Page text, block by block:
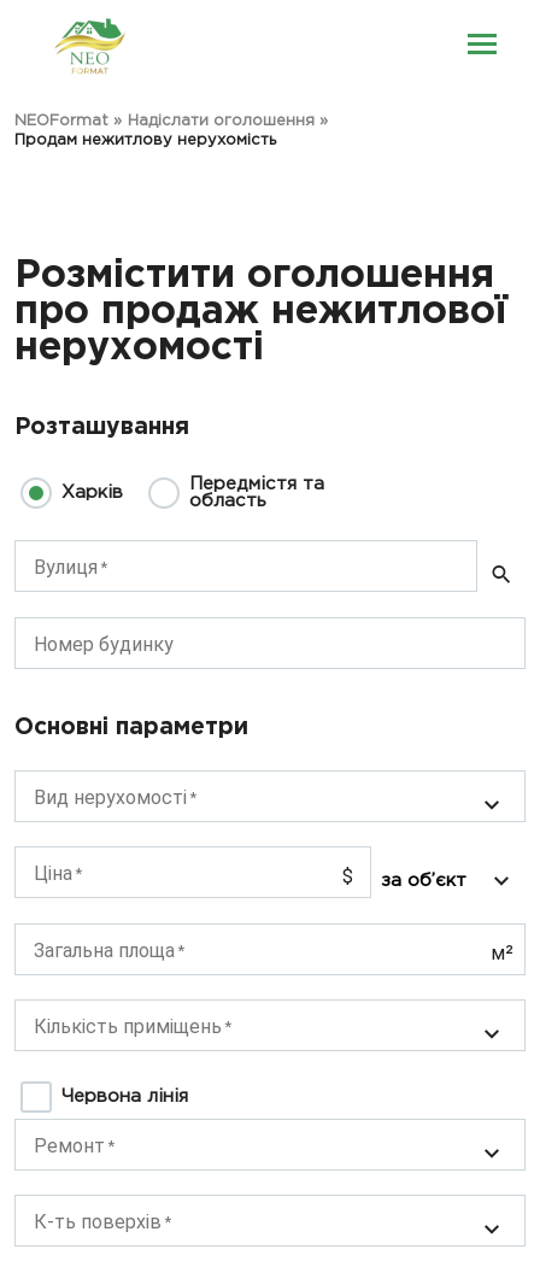
NEOFormat » Надіслати оголошення »
Продам нежитлову нерухомість
Розмістити оголошення
про продаж нежитлової
нерухомості
Розташування
Харків
Передмістя та
область
Вулиця
Номер будинку
Основні параметри
Вид нерухомості
Ціна $
Загальна площа м²
Кількість приміщень
Червона лінія
Ремонт
К-ть поверхів